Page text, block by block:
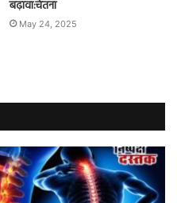
बढ़ावा:चेतना
May 24, 2025